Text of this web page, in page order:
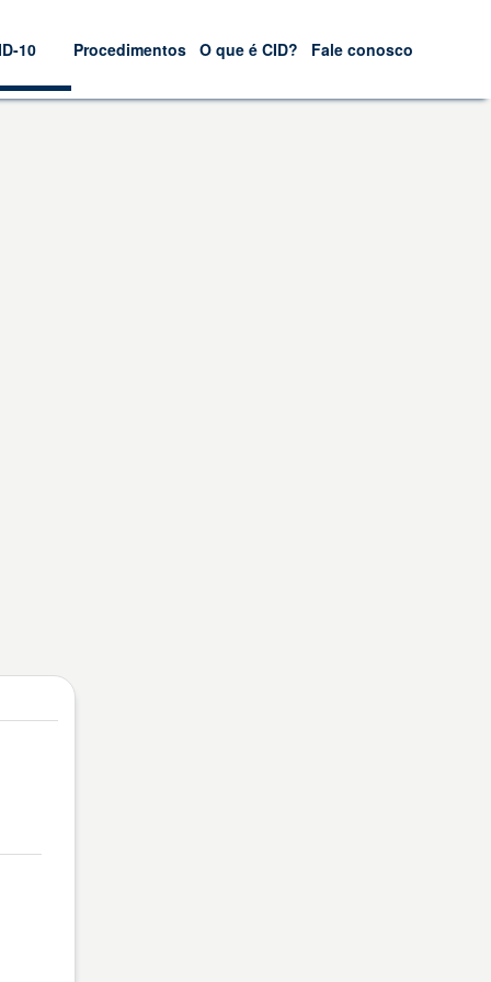
10 Procedimentos O que é CID? Fale conosco